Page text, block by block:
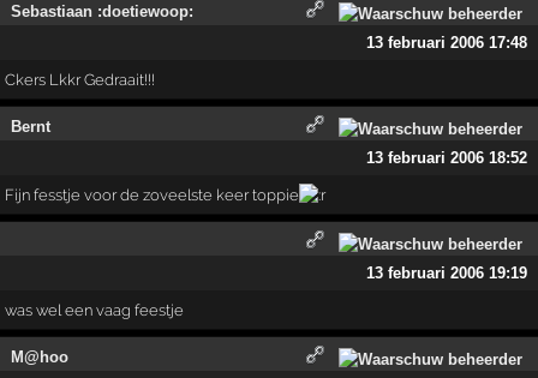
Sebastiaan :doetiewoop:
13 februari 2006 17:48
Ckers Lkkr Gedraait!!!
Bernt
13 februari 2006 18:52
Fijn fesstje voor de zoveelste keer toppie
13 februari 2006 19:19
was wel een vaag feestje
M@hoo